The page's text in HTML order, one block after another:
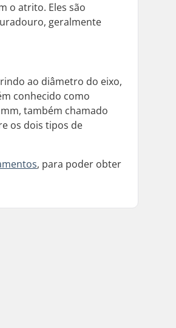
o atrito. Eles são
geralmente
ao diâmetro do eixo,
conhecido como
também chamado
os dois tipos de
, para poder obter